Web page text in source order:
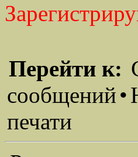
Перейти к:
сообщений•
печати